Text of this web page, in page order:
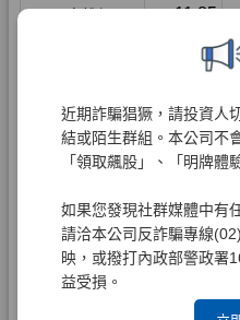
近期詐騙猖獗，請投資人
結或陌生群組。本公司不
「領取飆股」、「明牌體
如果您發現社群媒體中有
請洽本公司反詐騙專線
映，或撥打內政部警政署
益受損。